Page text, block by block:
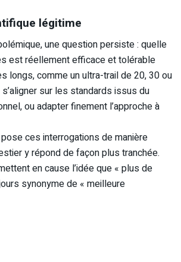
légitime
une question persiste : quelle
est réellement efficace et tolérable
longs, comme un ultra-trail de 20, 30 ou
sur les standards issus du
ou adapter finement l’approche à
ces interrogations de manière
y répond de façon plus tranchée.
en cause l’idée que « plus de
synonyme de « meilleure